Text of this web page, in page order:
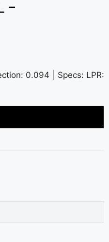
–
0.094 | Specs: LPR: